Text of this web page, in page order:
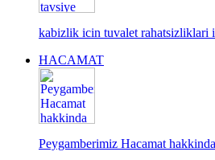
kabizlik icin tuvalet rahatsizliklari
HACAMAT
Peygamberimiz Hacamat